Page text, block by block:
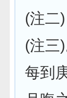
(注二
(注三
每到